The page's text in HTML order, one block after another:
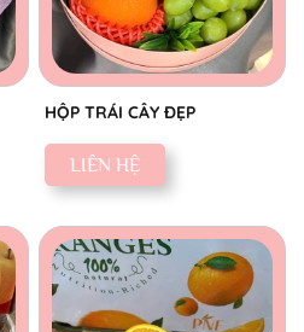
HỘP TRÁI CÂY ĐẸP
LIÊN HỆ